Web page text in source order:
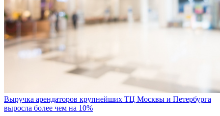
Выручка арендаторов крупнейших ТЦ Москвы и Петербурга
выросла более чем на 10%